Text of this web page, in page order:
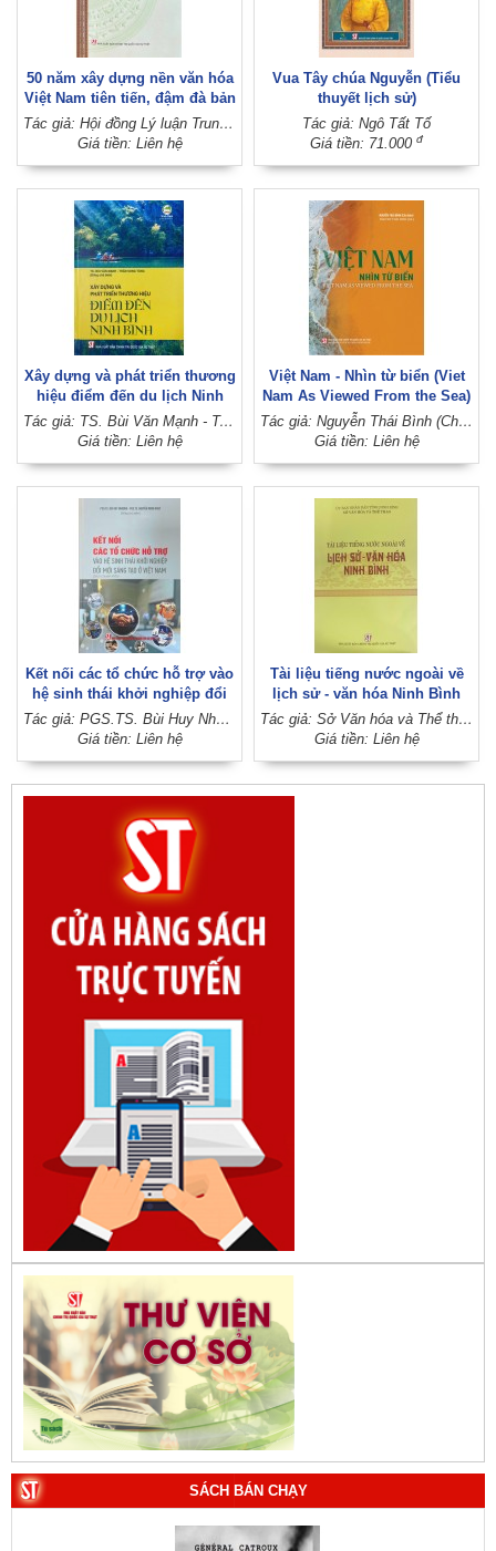
50 năm xây dựng nền văn hóa
Việt Nam tiên tiến, đậm đà bản
sắc dân tộc: Một số vấn đề lý
luận và thực tiễn
Tác giả: Hội đồng Lý luận Trung ương
Giá tiền: Liên hệ
Vua Tây chúa Nguyễn (Tiểu
thuyết lịch sử)
Tác giả: Ngô Tất Tố
Giá tiền: 71.000 đ
Xây dựng và phát triển thương
hiệu điểm đến du lịch Ninh
Bình
Tác giả: TS. Bùi Văn Mạnh - Trần Song Tùng (Đồng chủ biên)
Giá tiền: Liên hệ
Việt Nam - Nhìn từ biển (Viet
Nam As Viewed From the Sea)
Tác giả: Nguyễn Thái Bình (Chủ biên)
Giá tiền: Liên hệ
Kết nối các tổ chức hỗ trợ vào
hệ sinh thái khởi nghiệp đổi
mới sáng tạo ở Việt Nam
(Sách chuyên khảo)
Tác giả: PGS.TS. Bùi Huy Nhượng - PGS.TS. Nguyễn Minh Ngọc (Đồng chủ biên)
Giá tiền: Liên hệ
Tài liệu tiếng nước ngoài về
lịch sử - văn hóa Ninh Bình
Tác giả: Sở Văn hóa và Thể thao - Ủy ban nhân dân tỉnh Ninh Bình
Giá tiền: Liên hệ
SÁCH BÁN CHẠY